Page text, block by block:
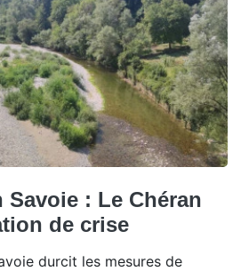
Savoie : Le Chéran
de crise
durcit les mesures de